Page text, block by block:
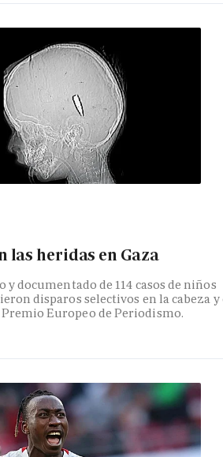
las heridas en Gaza
documentado de 114 casos de niños
disparos selectivos en la cabeza y
Europeo de Periodismo.